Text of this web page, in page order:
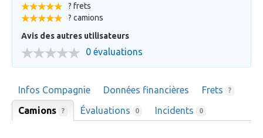
? frets
? camions
Avis des autres utilisateurs
0 évaluations
Infos Compagnie Données financières Frets ?
Camions ? Évaluations 0 Incidents 0